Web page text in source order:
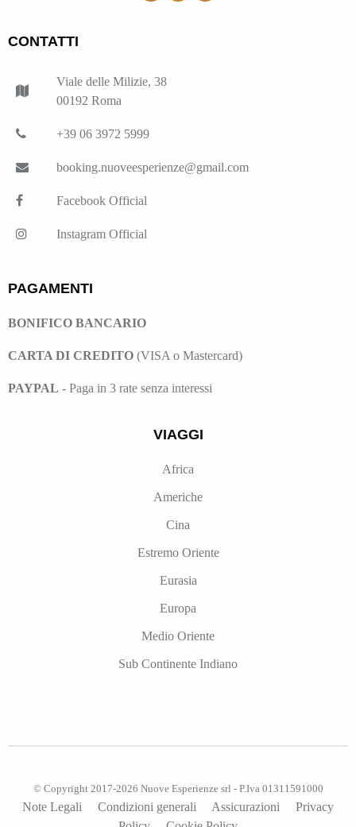
CONTATTI
Viale delle Milizie, 38
00192 Roma
+39 06 3972 5999
booking.nuoveesperienze@gmail.com
Facebook Official
Instagram Official
PAGAMENTI
BONIFICO BANCARIO
CARTA DI CREDITO (VISA o Mastercard)
PAYPAL - Paga in 3 rate senza interessi
VIAGGI
Africa
Americhe
Cina
Estremo Oriente
Eurasia
Europa
Medio Oriente
Sub Continente Indiano
© Copyright 2017-2026 Nuove Esperienze srl - P.Iva 01311591000
Note Legali Condizioni generali Assicurazioni
Privacy